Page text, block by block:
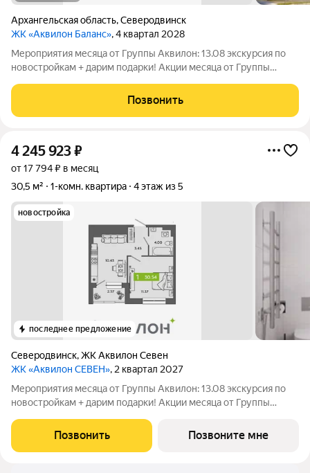
Архангельская область,Северодвинск
ЖК «Аквилон Баланс», 4 квартал 2028
Мероприятия месяца от Группы Аквилон: 13.08 экскурсия по
новостройкам + дарим подарки! Акции месяца от Группы
быстрый выход на
Позвонить
4 245 923₽
от 17 794 ₽ в месяц
30,5 м²
1-комн. квартира 4 этаж из 5
новостройка
последнее предложение
Северодвинск,ЖК Аквилон Севен
ЖК «Аквилон СЕВЕН», 2 квартал 2027
Мероприятия месяца от Группы Аквилон: 13.08 экскурсия по
новостройкам + дарим подарки! Акции месяца от Группы
ВЗНОС в августе! СКИДКИ до 2 млн ! Комфортные программы
рассрочки от Застройщика!
Позвонить Позвоните мне